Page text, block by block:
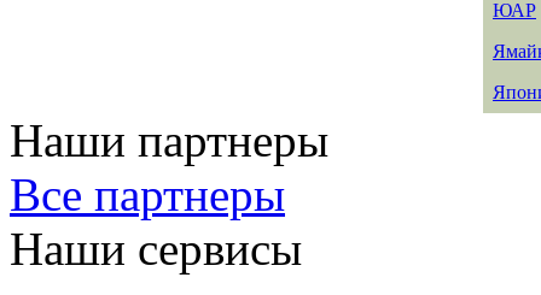
ЮАР
Наши партнеры
Все партнеры
Наши сервисы